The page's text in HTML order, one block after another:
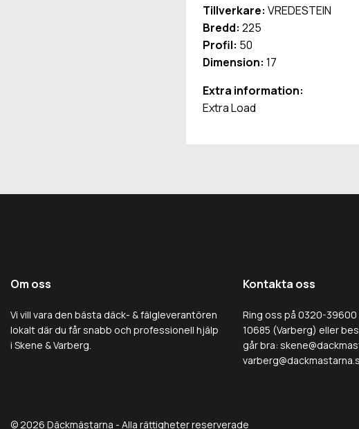
Tillverkare: VREDESTEIN
Bredd: 225
Profil: 50
Dimension: 17
Extra information:
Extra Load
Om oss
Vi vill vara den bästa däck- & fälgleverantören
lokalt där du får snabb och professionell hjälp
i Skene & Varberg.
Kontakta oss
Ring oss på 0320-39600
10685 (Varberg) eller
går bra:
© 2026 Däckmästarna - Alla rättigheter reserverade